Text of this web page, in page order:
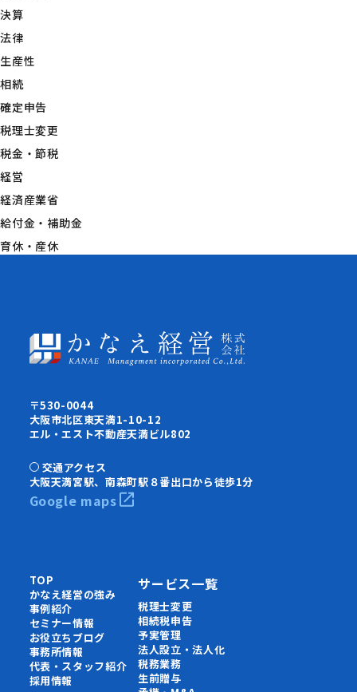
決算
法律
生産性
相続
確定申告
税理士変更
税金・節税
経営
経済産業省
給付金・補助金
育休・産休
〒530-0044
大阪市北区東天満1-10-12
エル・エスト不動産天満ビル802
交通アクセス
大阪天満宮駅、南森町駅８番出口から徒歩1分
Google maps
TOP
かなえ経営の強み
事例紹介
セミナー情報
お役立ちブログ
事務所情報
代表・スタッフ紹介
採用情報
サービス一覧
税理士変更
相続税申告
予実管理
法人設立・法人化
税務業務
生前贈与